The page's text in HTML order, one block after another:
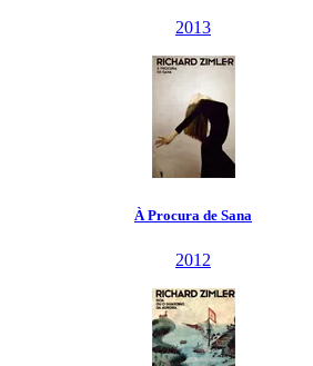
À Procura de Sana